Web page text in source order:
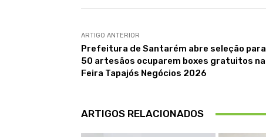
ARTIGO ANTERIOR
Prefeitura de Santarém abre seleção para
50 artesãos ocuparem boxes gratuitos na
Feira Tapajós Negócios 2026
ARTIGOS RELACIONADOS